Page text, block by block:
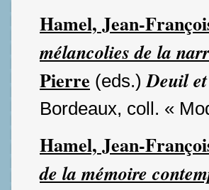
Hamel, Jean-
mélancolies de la
Pierre (eds.)Deuil
Bordeaux, coll. «
Hamel, Jean-
de la mémoire